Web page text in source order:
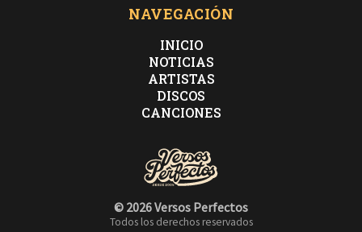
NAVEGACIÓN
INICIO
NOTICIAS
ARTISTAS
DISCOS
CANCIONES
© 2026 Versos Perfectos
Todos los derechos reservados